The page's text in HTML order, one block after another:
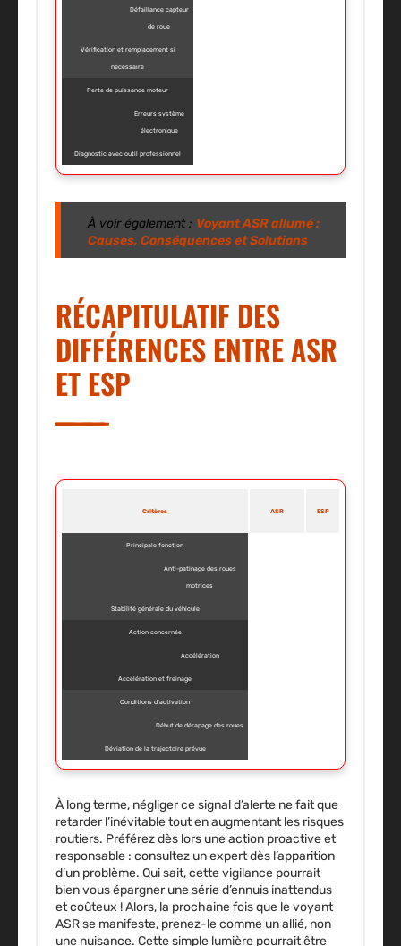
Défaillance capteur
de roue
Vérification et remplacement si
nécessaire
Perte de puissance moteur
Erreurs système
électronique
Diagnostic avec outil professionnel
À voir également : Voyant ASR allumé :
Causes, Conséquences et Solutions
RÉCAPITULATIF DES
DIFFÉRENCES ENTRE ASR
ET ESP
Critères ASR ESP
Principale fonction
Anti-patinage des roues
motrices
Stabilité générale du véhicule
Action concernée
Accélération
Accélération et freinage
Conditions d’activation
Début de dérapage des roues
Déviation de la trajectoire prévue
À long terme, négliger ce signal d’alerte ne fait que
retarder l’inévitable tout en augmentant les risques
routiers. Préférez dès lors une action proactive et
responsable : consultez un expert dès l’apparition
d’un problème. Qui sait, cette vigilance pourrait
bien vous épargner une série d’ennuis inattendus
et coûteux ! Alors, la prochaine fois que le voyant
ASR se manifeste, prenez-le comme un allié, non
une nuisance. Cette simple lumière pourrait être